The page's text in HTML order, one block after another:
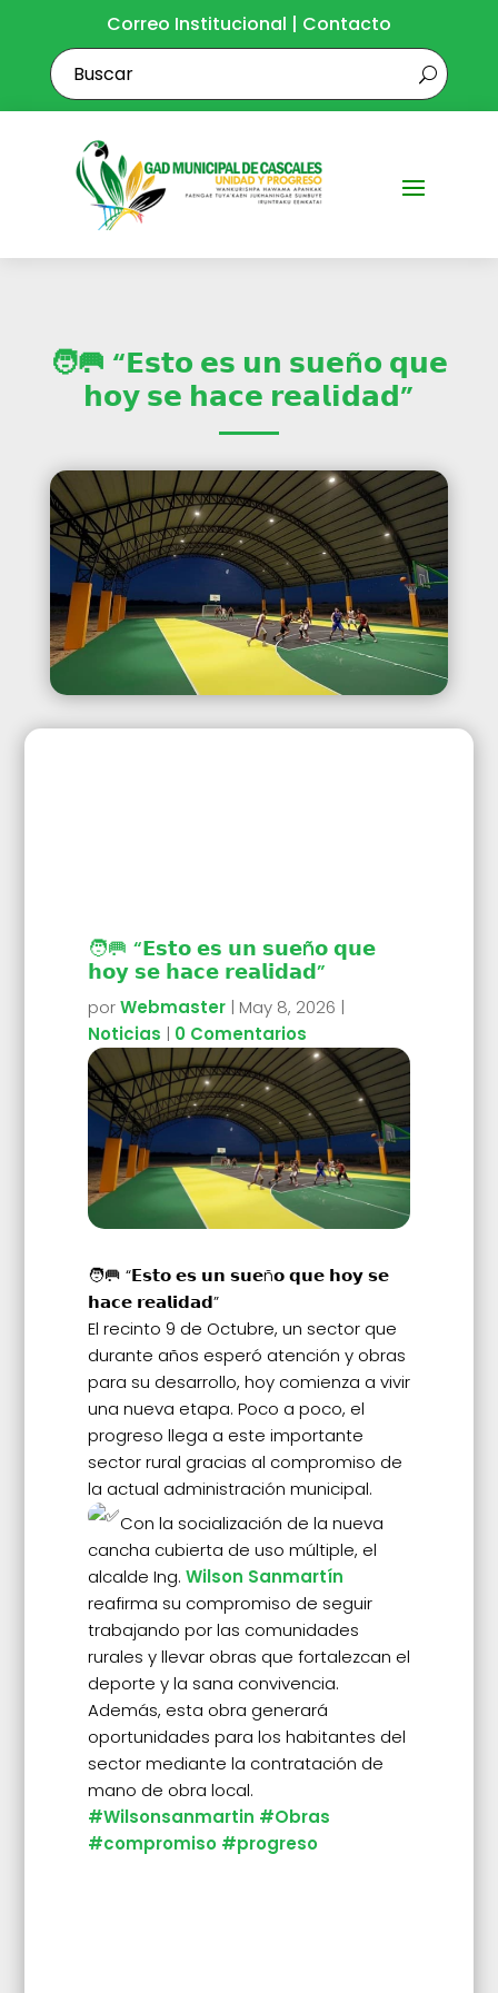
Correo Institucional | Contacto
🧑‍🥅 “𝗘𝘀𝘁𝗼 𝗲𝘀 𝘂𝗻 𝘀𝘂𝗲ñ𝗼 𝗾𝘂𝗲
𝗵𝗼𝘆 𝘀𝗲 𝗵𝗮𝗰𝗲 𝗿𝗲𝗮𝗹𝗶𝗱𝗮𝗱”
🧑‍🥅 “𝗘𝘀𝘁𝗼 𝗲𝘀 𝘂𝗻 𝘀𝘂𝗲ñ𝗼 𝗾𝘂𝗲
𝗵𝗼𝘆 𝘀𝗲 𝗵𝗮𝗰𝗲 𝗿𝗲𝗮𝗹𝗶𝗱𝗮𝗱”
porWebmaster| May 8, 2026 |
Noticias | 0 Comentarios
🧑‍🥅 “𝗘𝘀𝘁𝗼 𝗲𝘀 𝘂𝗻 𝘀𝘂𝗲ñ𝗼 𝗾𝘂𝗲 𝗵𝗼𝘆 𝘀𝗲
𝗵𝗮𝗰𝗲 𝗿𝗲𝗮𝗹𝗶𝗱𝗮𝗱”
El recinto 9 de Octubre, un sector que
durante años esperó atención y obras
para su desarrollo, hoy comienza a vivir
una nueva etapa. Poco a poco, el
progreso llega a este importante
sector rural gracias al compromiso de
la actual administración municipal.
Con la socialización de la nueva
cancha cubierta de uso múltiple, el
alcalde Ing. Wilson Sanmartín
reafirma su compromiso de seguir
trabajando por las comunidades
rurales y llevar obras que fortalezcan el
deporte y la sana convivencia.
Además, esta obra generará
oportunidades para los habitantes del
sector mediante la contratación de
mano de obra local.
#Wilsonsanmartin #Obras
#compromiso #progreso